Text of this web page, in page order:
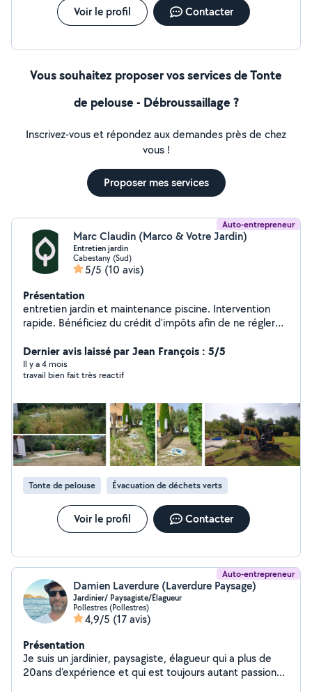
Voir le profil Contacter
Vous souhaitez proposer vos services de Tonte
de pelouse - Débroussaillage ?
Inscrivez-vous et répondez aux demandes près de chez
vous !
Proposer mes services
Auto-entrepreneur
Marc Claudin (Marco & Votre Jardin)
Entretien jardin
Cabestany (Sud)
5/5 (10 avis)
Présentation
entretien jardin et maintenance piscine. Intervention
rapide. Bénéficiez du crédit d'impôts afin de ne régler
Dernier avis laissé par Jean François : 5/5
Il y a 4 mois
travail bien fait très reactif
Tonte de pelouse Évacuation de déchets verts
Voir le profil Contacter
Auto-entrepreneur
Damien Laverdure (Laverdure Paysage)
Jardinier/ Paysagiste/Élagueur
Pollestres (Pollestres)
4,9/5 (17 avis)
Présentation
Je suis un jardinier, paysagiste, élagueur qui a plus de
20ans d'expérience et qui est toujours autant passionné